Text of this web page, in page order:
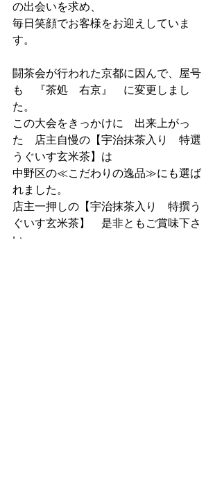
の出会いを求め、
毎日笑顔でお客様をお迎えしていま
す。
闘茶会が行われた京都に因んで、屋号
も　『茶処　右京』　に変更しまし
た。
この大会をきっかけに　出来上がっ
た　店主自慢の【宇治抹茶入り　特選
うぐいす玄米茶】は
中野区の≪こだわりの逸品≫にも選ば
れました。
店主一押しの【宇治抹茶入り　特撰う
ぐいす玄米茶】　是非ともご賞味下さ
い。